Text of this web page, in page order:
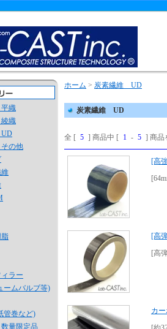
織
織
の他
維
脂
ラー
ームバルブ等)
巻など)
量限定品
ホーム > 炭素繊維 UD
炭素繊維 UD
全 [ 5 ] 商品中 [ 1 - 5 ] 商品
[高
[高
[高
カ